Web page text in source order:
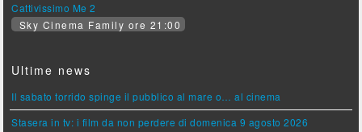
Cattivissimo Me 2
Sky Cinema Family ore 21:00
Ultime news
Il sabato torrido spinge il pubblico al mare o… al cinema
Stasera in tv: i film da non perdere di domenica 9 agosto 2026